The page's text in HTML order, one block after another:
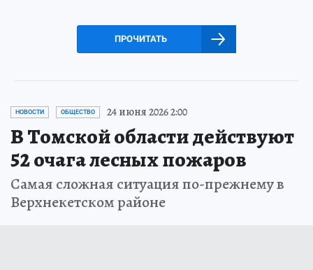
ПРОЧИТАТЬ
НОВОСТИ ОБЩЕСТВО 24 июня 2026 2:00
В Томской области действуют
52 очага лесных пожаров
Самая сложная ситуация по-прежнему в
Верхнекетском районе